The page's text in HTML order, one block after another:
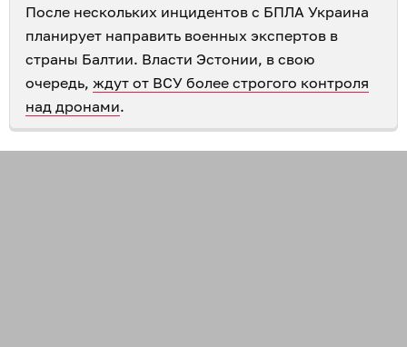
После нескольких инцидентов с БПЛА Украина
планирует направить военных экспертов в
страны Балтии. Власти Эстонии, в свою
очередь, ждут от ВСУ более строгого контроля
над дронами.